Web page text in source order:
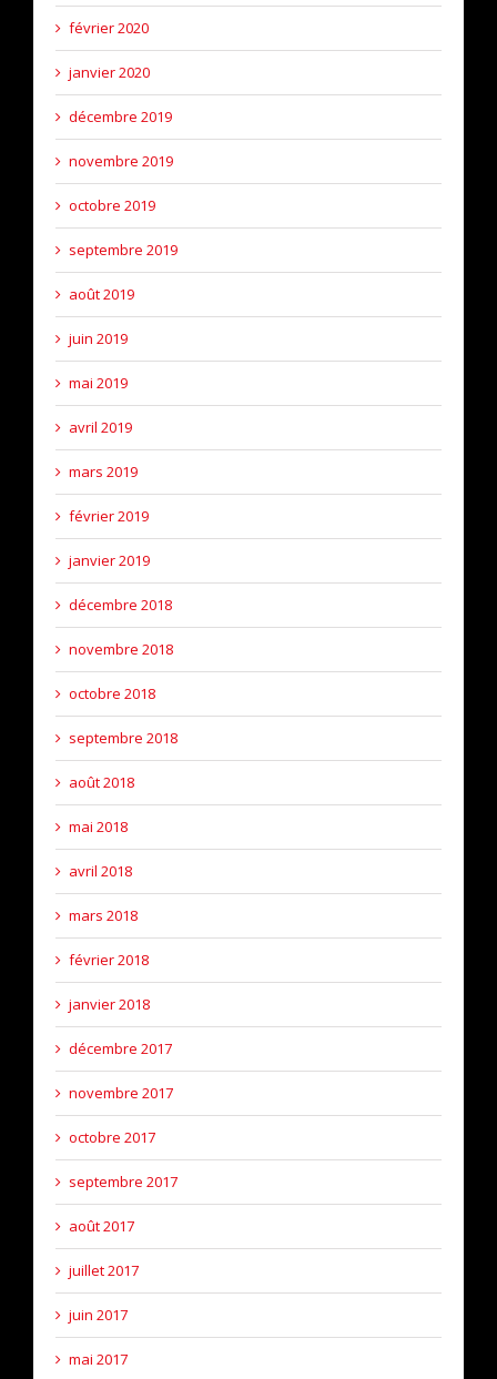
février 2020
janvier 2020
décembre 2019
novembre 2019
octobre 2019
septembre 2019
août 2019
juin 2019
mai 2019
avril 2019
mars 2019
février 2019
janvier 2019
décembre 2018
novembre 2018
octobre 2018
septembre 2018
août 2018
mai 2018
avril 2018
mars 2018
février 2018
janvier 2018
décembre 2017
novembre 2017
octobre 2017
septembre 2017
août 2017
juillet 2017
juin 2017
mai 2017